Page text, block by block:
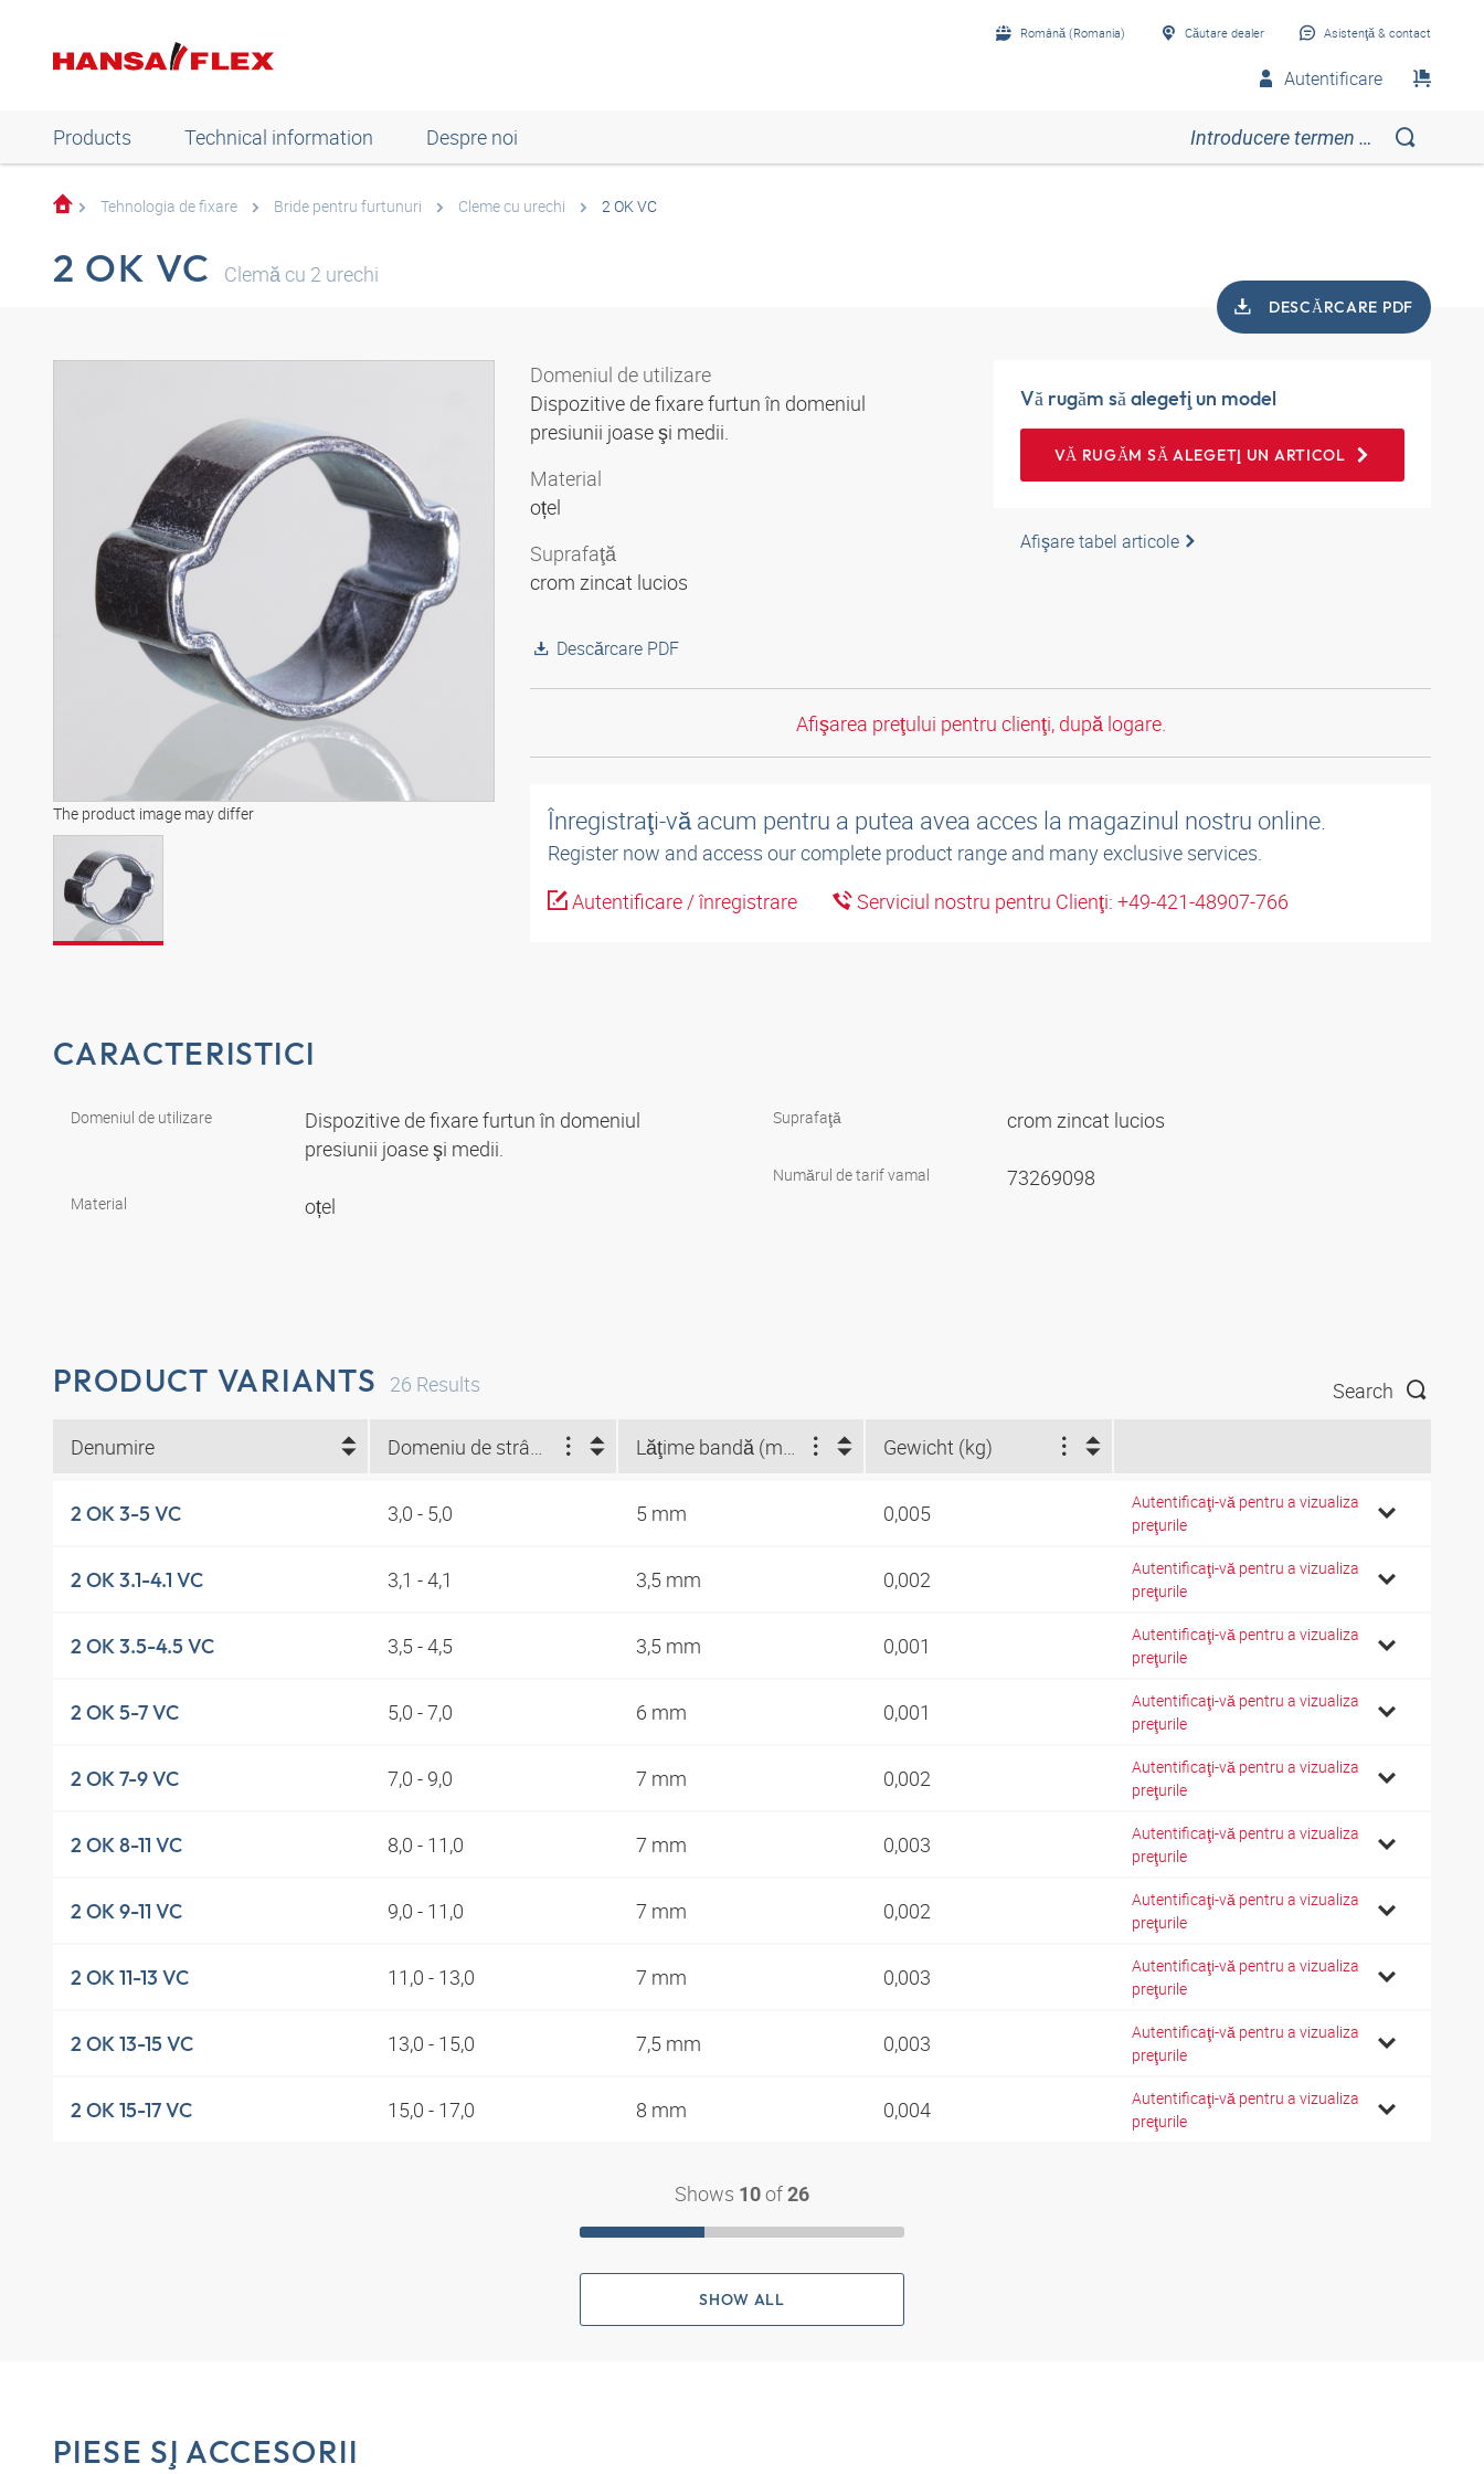
Română (Romania) Căutare dealer Asistenţă & contact
Autentificare
Products Technical information Despre noi
Tehnologia de fixare Bride pentru furtunuri Cleme cu urechi 2 OK VC
2 OK VC Clemă cu 2 urechi
DESCĂRCARE PDF
The product image may differ
Domeniul de utilizare
Dispozitive de fixare furtun în domeniul
presiunii joase şi medii.
Material
oțel
Suprafaţă
crom zincat lucios
Descărcare PDF
Vă rugăm să alegeţi un model
VĂ RUGĂM SĂ ALEGEŢI UN ARTICOL
Afişare tabel articole
Afişarea preţului pentru clienţi, după logare.
Înregistraţi-vă acum pentru a putea avea acces la magazinul nostru online.
Register now and access our complete product range and many exclusive services.
Autentificare / înregistrare
Serviciul nostru pentru Clienţi: +49-421-48907-766
CARACTERISTICI
Domeniul de utilizare
Dispozitive de fixare furtun în domeniul
presiunii joase şi medii.
Material oțel
Suprafaţă crom zincat lucios
Numărul de tarif vamal 73269098
PRODUCT VARIANTS 26 Results Search
Denumire Gewicht (kg)
2 OK 3-5 VC 3,0 - 5,0 5 mm 0,005
Autentificaţi-vă pentru a vizualiza
preţurile
2 OK 3.1-4.1 VC 3,1 - 4,1 3,5 mm 0,002
Autentificaţi-vă pentru a vizualiza
preţurile
2 OK 3.5-4.5 VC 3,5 - 4,5 3,5 mm 0,001
Autentificaţi-vă pentru a vizualiza
preţurile
2 OK 5-7 VC 5,0 - 7,0 6 mm 0,001
Autentificaţi-vă pentru a vizualiza
preţurile
2 OK 7-9 VC 7,0 - 9,0 7 mm 0,002
Autentificaţi-vă pentru a vizualiza
preţurile
2 OK 8-11 VC 8,0 - 11,0 7 mm 0,003
Autentificaţi-vă pentru a vizualiza
preţurile
2 OK 9-11 VC 9,0 - 11,0 7 mm 0,002
Autentificaţi-vă pentru a vizualiza
preţurile
2 OK 11-13 VC 11,0 - 13,0 7 mm 0,003
Autentificaţi-vă pentru a vizualiza
preţurile
2 OK 13-15 VC 13,0 - 15,0 7,5 mm 0,003
Autentificaţi-vă pentru a vizualiza
preţurile
2 OK 15-17 VC 15,0 - 17,0 8 mm 0,004
Autentificaţi-vă pentru a vizualiza
preţurile
Shows 10 of 26
SHOW ALL
PIESE ŞI ACCESORII